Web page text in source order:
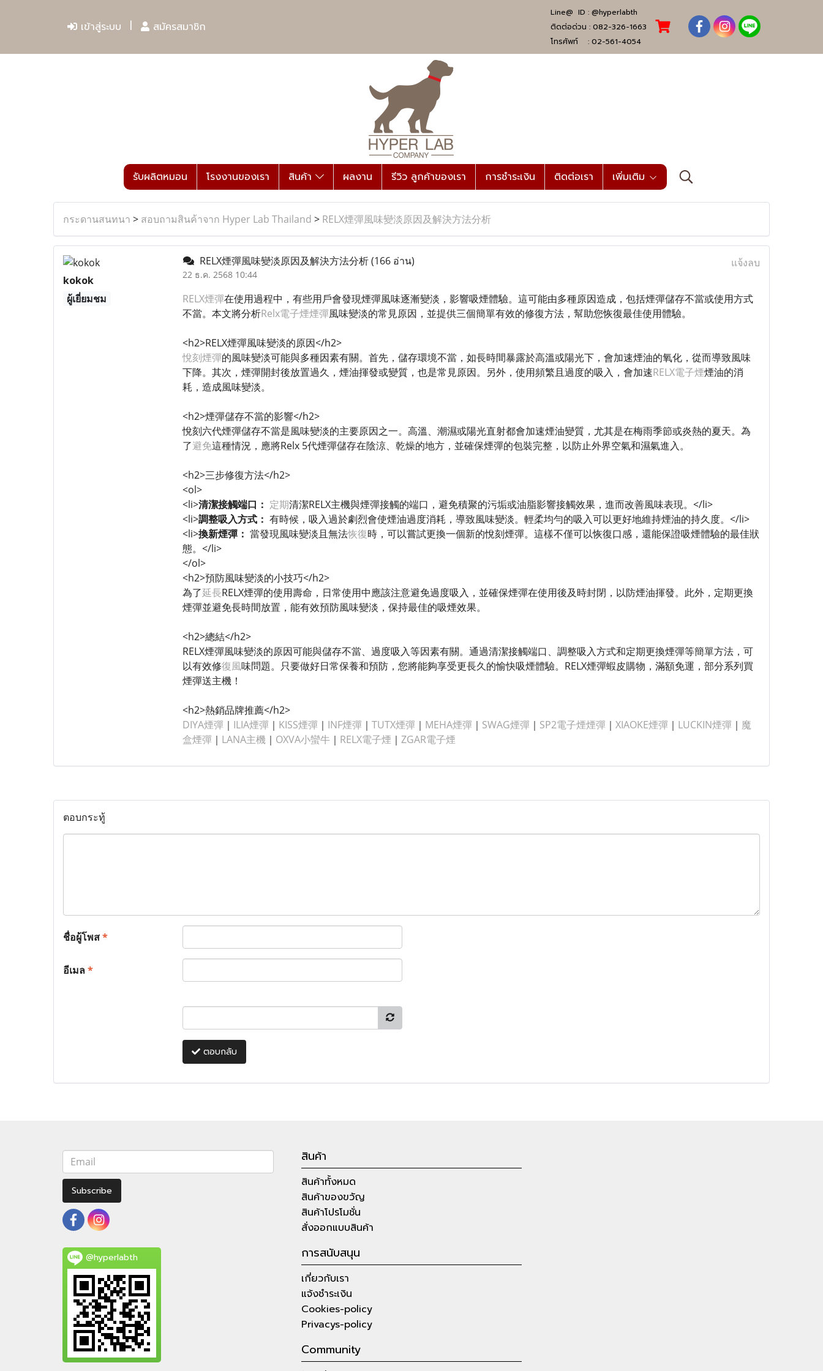
เข้าสู่ระบบ สมัครสมาชิก
Line@ ID : @hyperlabth
ติดต่อด่วน : 082-326-1663
โทรศัพท์ : 02-561-4054
รับผลิตหมอน โรงงานของเรา สินค้า ผลงาน รีวิว ลูกค้าของเรา การชำระเงิน ติดต่อเรา เพิ่มเติม
กระดานสนทนา > สอบถามสินค้าจาก Hyper Lab Thailand > RELX煙彈風味變淡原因及解決方法分析
kokok
ผู้เยี่ยมชม
RELX煙彈風味變淡原因及解決方法分析(166 อ่าน)
22 ธ.ค. 2568 10:44
แจ้งลบ
RELX煙彈在使用過程中，有些用戶會發現煙彈風味逐漸變淡，影響吸煙體驗。這可能由多種原因造成，包括煙彈儲存不當或使用方式
不當。本文將分析Relx電子煙煙彈風味變淡的常見原因，並提供三個簡單有效的修復方法，幫助您恢復最佳使用體驗。
<h2>RELX煙彈風味變淡的原因</h2>
悅刻煙彈的風味變淡可能與多種因素有關。首先，儲存環境不當，如長時間暴露於高溫或陽光下，會加速煙油的氧化，從而導致風味
下降。其次，煙彈開封後放置過久，煙油揮發或變質，也是常見原因。另外，使用頻繁且過度的吸入，會加速RELX電子煙煙油的消
耗，造成風味變淡。
<h2>煙彈儲存不當的影響</h2>
悅刻六代煙彈儲存不當是風味變淡的主要原因之一。高溫、潮濕或陽光直射都會加速煙油變質，尤其是在梅雨季節或炎熱的夏天。為
了避免這種情況，應將Relx 5代煙彈儲存在陰涼、乾燥的地方，並確保煙彈的包裝完整，以防止外界空氣和濕氣進入。
<h2>三步修復方法</h2>
<ol>
<li>清潔接觸端口： 定期清潔RELX主機與煙彈接觸的端口，避免積聚的污垢或油脂影響接觸效果，進而改善風味表現。</li>
<li>調整吸入方式： 有時候，吸入過於劇烈會使煙油過度消耗，導致風味變淡。輕柔均勻的吸入可以更好地維持煙油的持久度。</li>
<li>換新煙彈： 當發現風味變淡且無法恢復時，可以嘗試更換一個新的悅刻煙彈。這樣不僅可以恢復口感，還能保證吸煙體驗的最佳狀
態。</li>
</ol>
<h2>預防風味變淡的小技巧</h2>
為了延長RELX煙彈的使用壽命，日常使用中應該注意避免過度吸入，並確保煙彈在使用後及時封閉，以防煙油揮發。此外，定期更換
煙彈並避免長時間放置，能有效預防風味變淡，保持最佳的吸煙效果。
<h2>總結</h2>
RELX煙彈風味變淡的原因可能與儲存不當、過度吸入等因素有關。通過清潔接觸端口、調整吸入方式和定期更換煙彈等簡單方法，可
以有效修復風味問題。只要做好日常保養和預防，您將能夠享受更長久的愉快吸煙體驗。RELX煙彈蝦皮購物，滿額免運，部分系列買
煙彈送主機！
<h2>熱銷品牌推薦</h2>
DIYA煙彈 ｜ ILIA煙彈 ｜ KISS煙彈 ｜ INF煙彈 ｜ TUTX煙彈 ｜ MEHA煙彈 ｜ SWAG煙彈 ｜ SP2電子煙煙彈 ｜ XIAOKE煙彈 ｜ LUCKIN煙彈 ｜ 魔
盒煙彈 ｜ LANA主機 ｜ OXVA小蠻牛｜ RELX電子煙 ｜ ZGAR電子煙
ตอบกระทู้
ชื่อผู้โพส*
อีเมล*
ตอบกลับ
Subscribe
@hyperlabth
สินค้า
สินค้าทั้งหมด
สินค้าของขวัญ
สินค้าโปรโมชั่น
สั่งออกแบบสินค้า
การสนับสนุน
เกี่ยวกับเรา
แจ้งชำระเงิน
Cookies-policy
Privacys-policy
Community